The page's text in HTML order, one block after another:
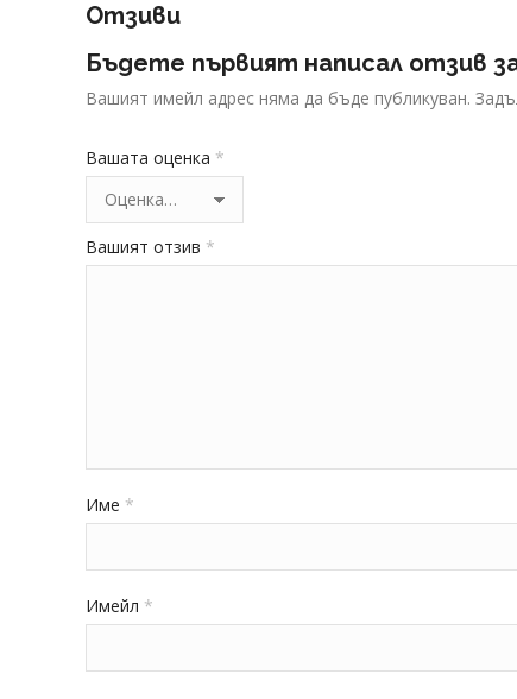
Отзиви
Бъдете първият написал отзив
Вашият имейл адрес няма да бъде публикуван.
Вашата оценка *
Вашият отзив *
Име *
Имейл *